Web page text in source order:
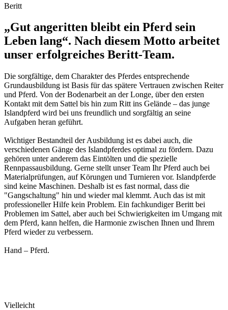
Beritt
„Gut angeritten bleibt ein Pferd sein
Leben lang“. Nach diesem Motto arbeitet
unser erfolgreiches Beritt-Team.
Die sorgfältige, dem Charakter des Pferdes entsprechende
Grundausbildung ist Basis für das spätere Vertrauen zwischen Reiter
und Pferd. Von der Bodenarbeit an der Longe, über den ersten
Kontakt mit dem Sattel bis hin zum Ritt ins Gelände – das junge
Islandpferd wird bei uns freundlich und sorgfältig an seine
Aufgaben heran geführt.
Wichtiger Bestandteil der Ausbildung ist es dabei auch, die
verschiedenen Gänge des Islandpferdes optimal zu fördern. Dazu
gehören unter anderem das Eintölten und die spezielle
Rennpassausbildung. Gerne stellt unser Team Ihr Pferd auch bei
Materialprüfungen, auf Körungen und Turnieren vor. Islandpferde
sind keine Maschinen. Deshalb ist es fast normal, dass die
"Gangschaltung" hin und wieder mal klemmt. Auch das ist mit
professioneller Hilfe kein Problem. Ein fachkundiger Beritt bei
Problemen im Sattel, aber auch bei Schwierigkeiten im Umgang mit
dem Pferd, kann helfen, die Harmonie zwischen Ihnen und Ihrem
Pferd wieder zu verbessern.
Hand – Pferd.
Vielleicht